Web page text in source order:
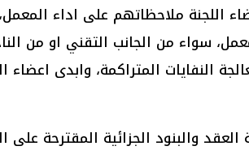
اللجنة ملاحظاتهم على اداء
سواء من الجانب التقني او من
النفايات المتراكمة، وابدى
والبنود الجزائية المقترحة